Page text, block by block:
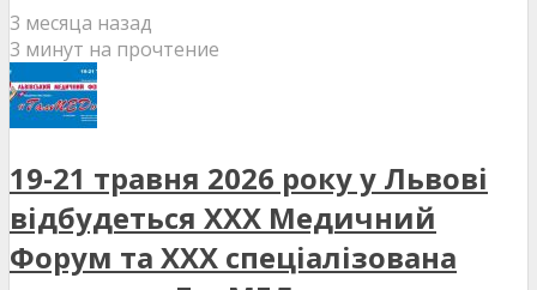
3 месяца назад
3 минут на прочтение
19-21 травня 2026 року у Львові
відбудеться XXX Медичний
Форум та XXX спеціалізована